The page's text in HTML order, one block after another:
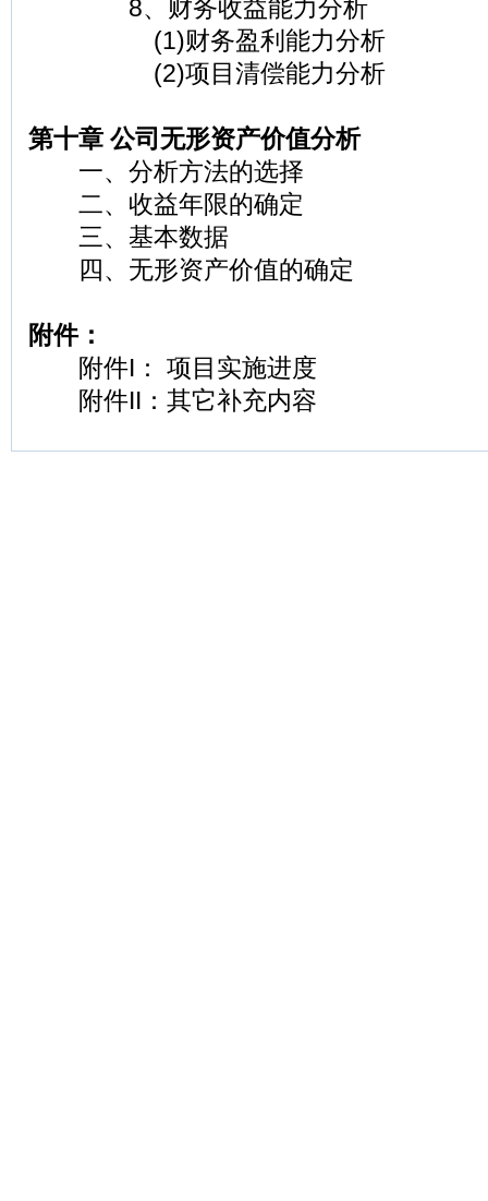
8、财务收益能力分析
(1)财务盈利能力分析
(2)项目清偿能力分析
第十章 公司无形资产价值分析
一、分析方法的选择
二、收益年限的确定
三、基本数据
四、无形资产价值的确定
附件：
附件I： 项目实施进度
附件II：其它补充内容